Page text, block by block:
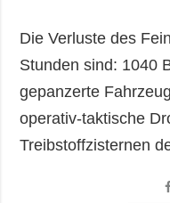
Die Verluste des
Stunden sind: 1040
gepanzerte
operativ-taktische
Treibstoffzisternen